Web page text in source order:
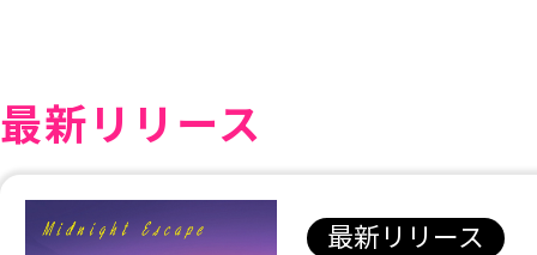
最新リリース
最新リリース